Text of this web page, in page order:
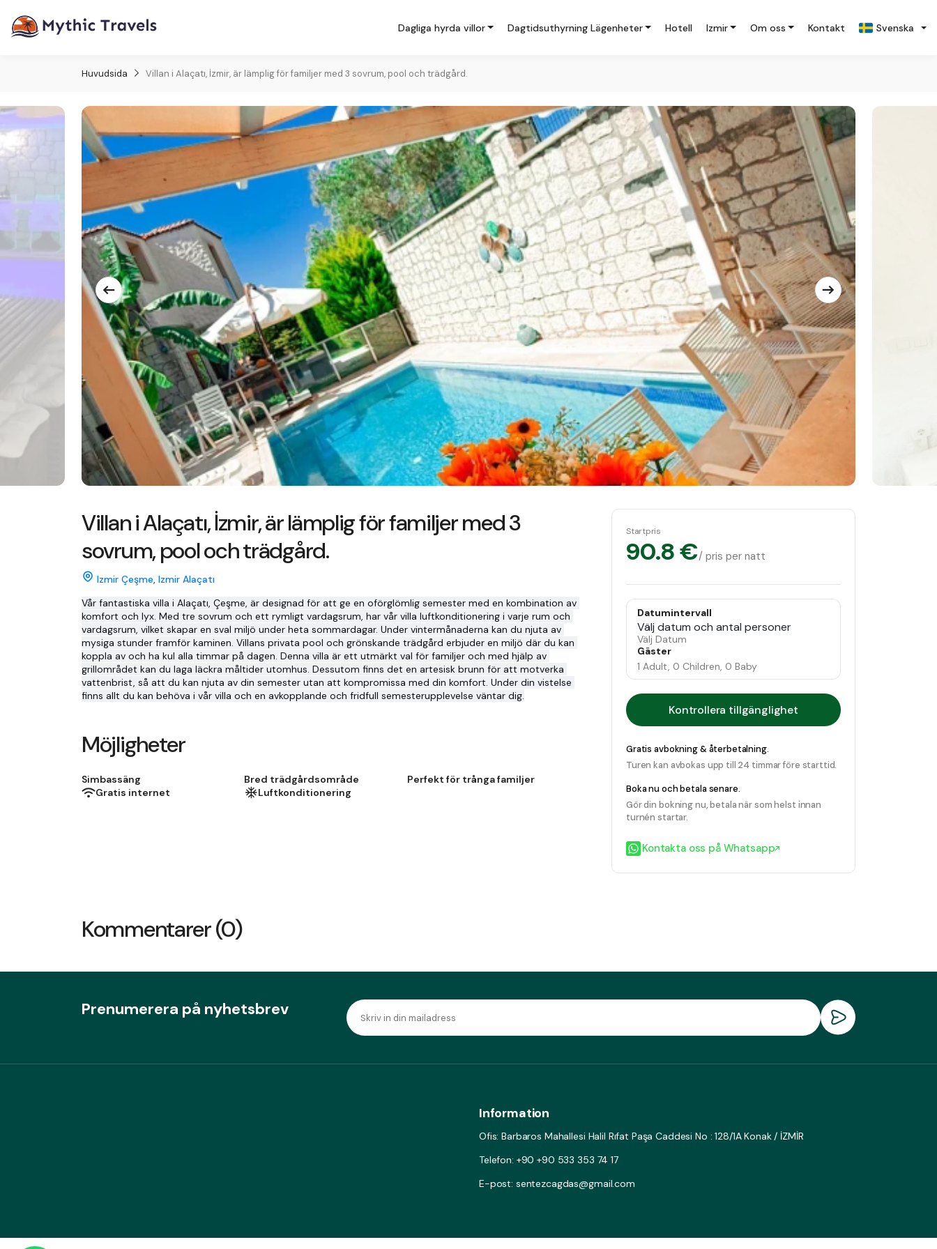
Dagliga hyrda villor Dagtidsuthyrning Lägenheter Hotell Izmir Om oss Kontakt Svenska
Huvudsida Villan i Alaçatı, İzmir, är lämplig för familjer med 3 sovrum, pool och trädgård.
Villan i Alaçatı, İzmir, är lämplig för familjer med 3
sovrum, pool och trädgård.
Izmir Çeşme, Izmir Alaçatı
Vår fantastiska villa i Alaçatı, Çeşme, är designad för att ge en oförglömlig semester med en kombination av
komfort och lyx. Med tre sovrum och ett rymligt vardagsrum, har vår villa luftkonditionering i varje rum och
vardagsrum, vilket skapar en sval miljö under heta sommardagar. Under vintermånaderna kan du njuta av
mysiga stunder framför kaminen. Villans privata pool och grönskande trädgård erbjuder en miljö där du kan
koppla av och ha kul alla timmar på dagen. Denna villa är ett utmärkt val för familjer och med hjälp av
grillområdet kan du laga läckra måltider utomhus. Dessutom finns det en artesisk brunn för att motverka
vattenbrist, så att du kan njuta av din semester utan att kompromissa med din komfort. Under din vistelse
finns allt du kan behöva i vår villa och en avkopplande och fridfull semesterupplevelse väntar dig.
Möjligheter
Simbassäng Bred trädgårdsområde
Perfekt för trånga familjer
Gratis internet
Luftkonditionering
Startpris
90.8 €/ pris per natt
Datumintervall
Välj datum och antal personer
Välj Datum
Gäster
1 Adult, 0 Children, 0 Baby
Kontrollera tillgänglighet
Gratis avbokning & återbetalning.
Turen kan avbokas upp till 24 timmar före starttid.
Boka nu och betala senare.
Gör din bokning nu, betala när som helst innan
turnén startar.
Kontakta oss på Whatsapp
Kommentarer (0)
Prenumerera på nyhetsbrev
Information
Ofis: Barbaros Mahallesi Halil Rıfat Paşa Caddesi No : 128/1A Konak / İZMİR
Telefon: +90 +90 533 353 74 17
E-post: sentezcagdas@gmail.com